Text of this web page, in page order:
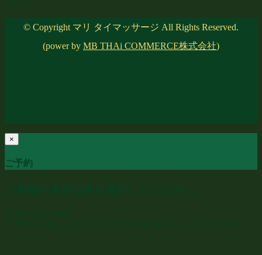
© Copyright マリ タイマッサージ All Rights Reserved.
(power by MB THAi COMMERCE株式会社)
×
ご予約